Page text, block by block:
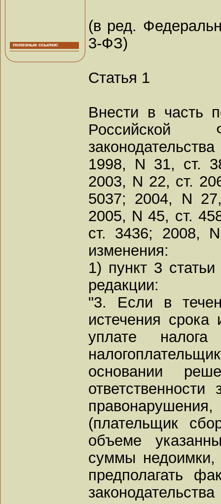
(в ред.
3-ФЗ)
Статья 1
Внести в часть
Российской
1998, N 31, ст.
2003, N 22, ст.
5037; 2004, N
2005, N 45, ст.
ст. 3436; 2008,
изменения:
1) пункт 3
редакции:
"3. Если в
истечения срока
уплате налога
основании
(плательщик
объеме
суммы недоимки,
предполагать